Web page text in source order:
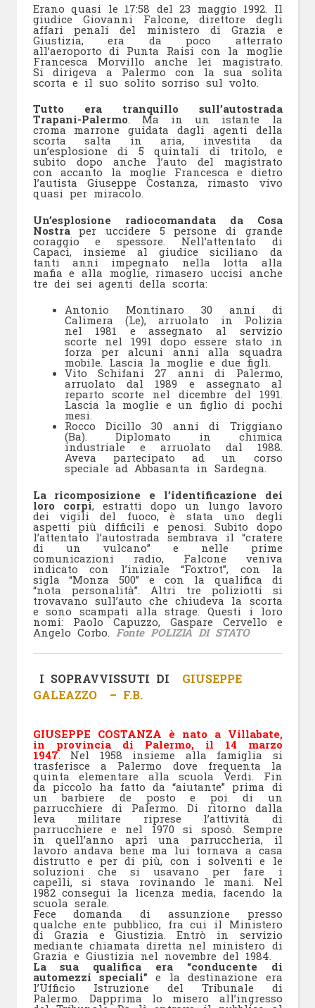
Erano quasi le 17:58 del 23 maggio 1992. Il
giudice Giovanni Falcone, direttore degli
affari penali del ministero di Grazia e
Giustizia, era da poco atterrato
all’aeroporto di Punta Raisi con la moglie
Francesca Morvillo anche lei magistrato.
Si dirigeva a Palermo con la sua solita
scorta e il suo solito sorriso sul volto.
Tutto era tranquillo sull’autostrada
Trapani-Palermo. Ma in un istante la
croma marrone guidata dagli agenti della
scorta salta in aria, investita da
un’esplosione di 5 quintali di tritolo, e
subito dopo anche l’auto del magistrato
con accanto la moglie Francesca e dietro
l’autista Giuseppe Costanza, rimasto vivo
quasi per miracolo.
Un’esplosione radiocomandata da Cosa
Nostraper uccidere 5 persone di grande
coraggio e spessore. Nell’attentato di
Capaci, insieme al giudice siciliano da
tanti anni impegnato nella lotta alla
mafia e alla moglie, rimasero uccisi anche
tre dei sei agenti della scorta:
Antonio Montinaro 30 anni di
Calimera (Le), arruolato in Polizia
nel 1981 e assegnato al servizio
scorte nel 1991 dopo essere stato in
forza per alcuni anni alla squadra
mobile. Lascia la moglie e due figli.
Vito Schifani 27 anni di Palermo,
arruolato dal 1989 e assegnato al
reparto scorte nel dicembre del 1991.
Lascia la moglie e un figlio di pochi
mesi.
Rocco Dicillo 30 anni di Triggiano
(Ba). Diplomato in chimica
industriale e arruolato dal 1988.
Aveva partecipato ad un corso
speciale ad Abbasanta in Sardegna.
La ricomposizione e l’identificazione dei
loro corpi, estratti dopo un lungo lavoro
dei vigili del fuoco, è stata uno degli
aspetti più difficili e penosi. Subito dopo
l’attentato l’autostrada sembrava il “cratere
di un vulcano” e nelle prime
comunicazioni radio, Falcone veniva
indicato con l’iniziale “Foxtrot”, con la
sigla “Monza 500” e con la qualifica di
“nota personalità”. Altri tre poliziotti si
trovavano sull’auto che chiudeva la scorta
e sono scampati alla strage. Questi i loro
nomi: Paolo Capuzzo, Gaspare Cervello e
Angelo Corbo. Fonte POLIZIA DI STATO
I SOPRAVVISSUTI DI GIUSEPPE
GALEAZZO – F.B.
GIUSEPPE COSTANZA è nato a Villabate,
in provincia di Palermo, il 14 marzo
1947. Nel 1958 insieme alla famiglia si
trasferisce a Palermo dove frequenta la
quinta elementare alla scuola Verdi. Fin
da piccolo ha fatto da “aiutante” prima di
un barbiere de posto e poi di un
parrucchiere di Palermo. Di ritorno dalla
leva militare riprese l’attività di
parrucchiere e nel 1970 si sposò. Sempre
in quell’anno aprì una parruccheria, il
lavoro andava bene ma lui tornava a casa
distrutto e per di più, con i solventi e le
soluzioni che si usavano per fare i
capelli, si stava rovinando le mani. Nel
1982 conseguì la licenza media, facendo la
scuola serale.
Fece domanda di assunzione presso
qualche ente pubblico, fra cui il Ministero
di Grazia e Giustizia. Entrò in servizio
mediante chiamata diretta nel ministero di
Grazia e Giustizia nel novembre del 1984.
La sua qualifica era “conducente di
automezzi speciali” e la destinazione era
l’Ufficio Istruzione del Tribunale di
Palermo. Dapprima lo misero all’ingresso